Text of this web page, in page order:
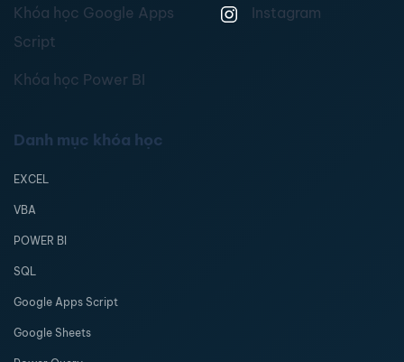
Khóa học Google Apps
Script
Khóa học Power BI
Instagram
Danh mục khóa học
EXCEL
VBA
POWER BI
SQL
Google Apps Script
Google Sheets